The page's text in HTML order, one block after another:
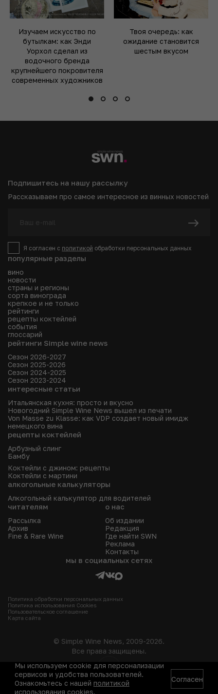
Изучаем искусство по
бутылкам: как Энди
Уорхол сделал из
водочного бренда
крупнейшего покровителя
современных художников
Твоя очередь: как
ожидание становится
шестым вкусом
популярные разделы
вино
новости
страны и регионы
сорта винограда
крепкое и не только
рейтинги
рецепты коктейлей
события
глоссарий
рейтинги Simple wine news
Сезон 2026-2027
Сезон 2025-2026
Сезон 2024-2025
Сезон 2023-2024
интересные статьи
Итальянская кухня: просто и вкусно
Новогодний Simple Wine News вышел из печати
Von Masse zu Klasse: как VDP создает новый имидж
немецкого вина
рецепты коктейлей
Арбузный слинг
Бамбу
Коктейли с джином: рецепты
Коктейли с мартини
алкогольные калькуляторы
Алкогольный калькулятор для водителей
читателям
Рассылка
Архив
Fine & Rare Wine
о нас
Об издании
Редакция
Где найти SWN
Реклама
Контакты
Подпишитесь на нашу рассылку
Рассказываем про самое интересное из винных новостей
Я согласен с политикой обработки персональных данных
мы в социальных сетях
Политика обработки персональных данных
Политика использования Сookies
Пользовательское соглашение
Карта сайта
18+
© Simple Wine News, 2009-2026.
Все права защищены.
Мы используем cookie для персонализации
сервисов и удобства пользователей.
Ознакомьтесь с нашей политикой
использования cookies.
Согласен